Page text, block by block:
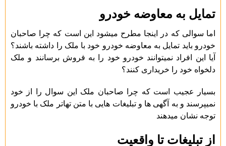
تمایل به معاوضه خودرو
اما سوالی که در اینجا مطرح میشود این است که چرا صاحبان
خودرو باید تمایل به معاوضه خودرو خود با ملک را داشته باشند؟
آیا این افراد نمیتوانند خودرو خود را به فروش برسانند و ملک
دلخواه خود را خریداری کنند؟
بسیار عجیب است که چرا صاحبان ملک این سوال را از خود
نمیپرسند و به آگهی ها و تبلیغات هایی با متن تهاتر ملک با خودرو
توجه نشان میدهند
از تبلیغات تا واقعیت